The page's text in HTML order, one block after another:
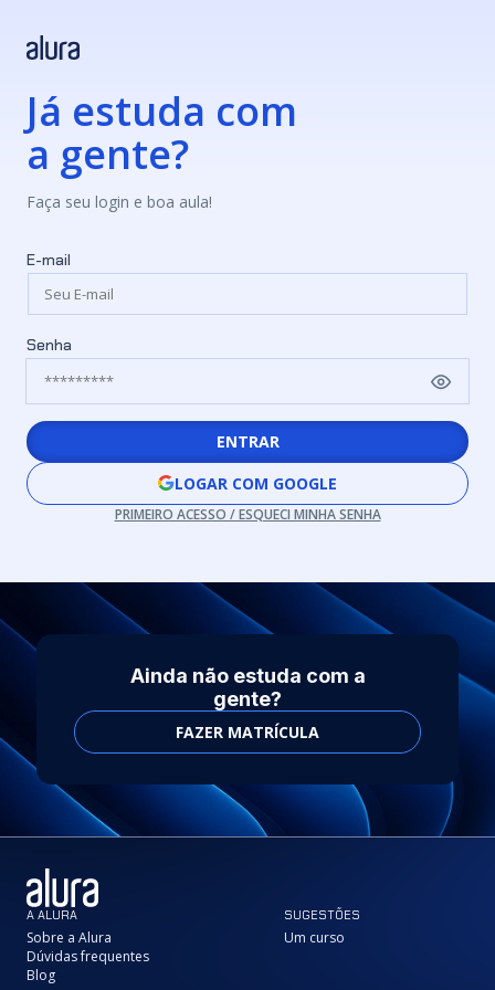
Já estuda com
a gente?
Faça seu login e boa aula!
E-mail
Senha
ENTRAR
LOGAR COM GOOGLE
PRIMEIRO ACESSO / ESQUECI MINHA SENHA
Ainda não estuda com a
gente?
FAZER MATRÍCULA
A ALURA
Sobre a Alura
Dúvidas frequentes
Blog
SUGESTÕES
Um curso